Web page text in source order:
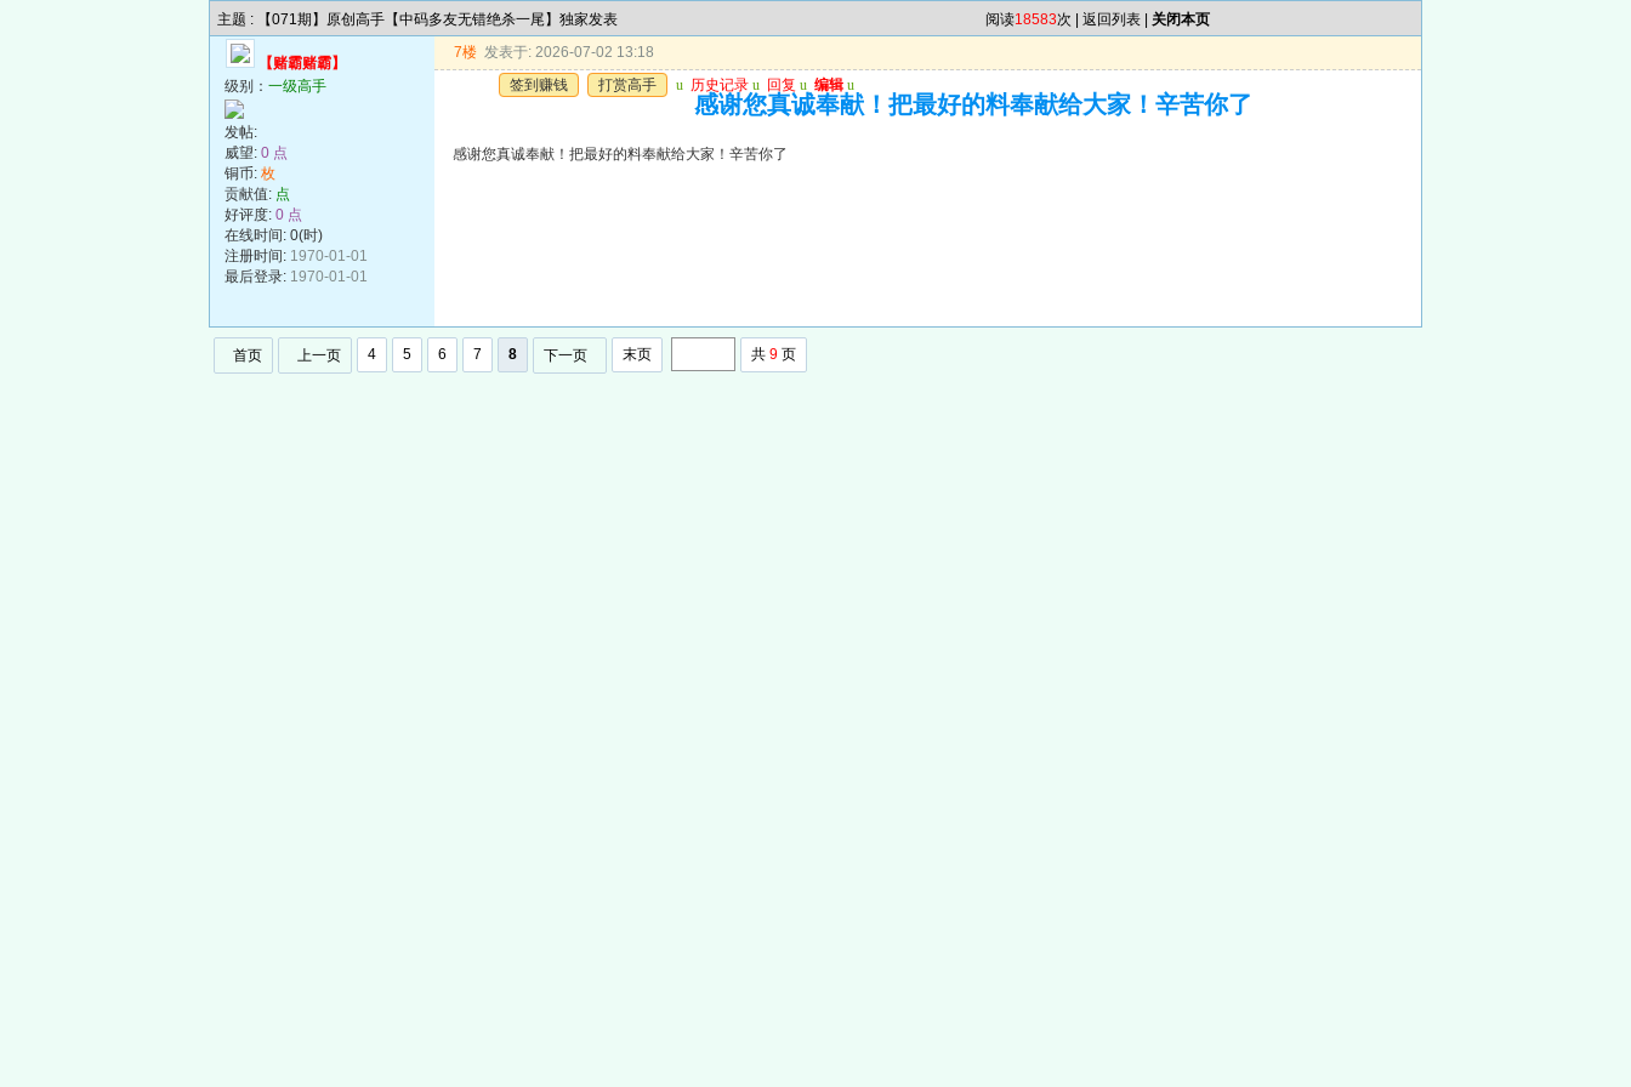
主题 : 【071期】原创高手【中码多友无错绝杀一尾】独家发表 阅读18583次 | 返回列表 关闭本页
【赌霸赌霸】
级别： 一级高手
发帖:
威望: 0 点
铜币: 枚
贡献值: 点
好评度: 0 点
在线时间: 0(时)
注册时间: 1970-01-01
最后登录: 1970-01-01
7楼 发表于: 2026-07-02 13:18
签到赚钱
打赏高手 u 历史记录 u 回复 u 编辑 u
感谢您真诚奉献！把最好的料奉献给大家！辛苦你了
感谢您真诚奉献！把最好的料奉献给大家！辛苦你了
首页 上一页 4 5 6 7 8 下一页 末页 共 9 页